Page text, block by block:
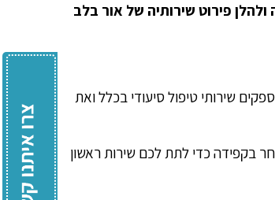
פירוט שירותיה של אור בלב
שירותי טיפול סיעודי בכלל ואת
בקפידה כדי לתת לכם שירות ראשון